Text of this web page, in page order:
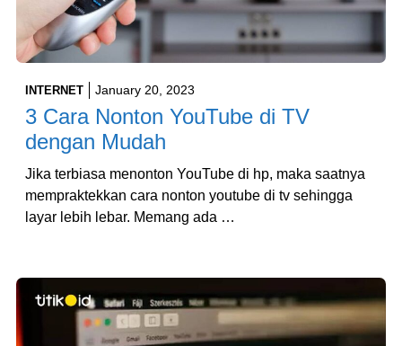
INTERNET January 20, 2023
3 Cara Nonton YouTube di TV
dengan Mudah
Jika terbiasa menonton YouTube di hp, maka saatnya
mempraktekkan cara nonton youtube di tv sehingga
layar lebih lebar. Memang ada …